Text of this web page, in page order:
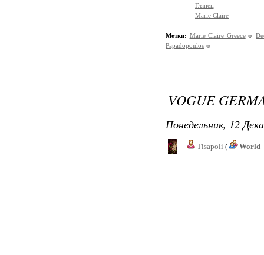
Глянец
Marie Claire
Метки: Marie Claire Greece
Papadopoulos
VOGUE
Понедельник, 12
Tisapoli (